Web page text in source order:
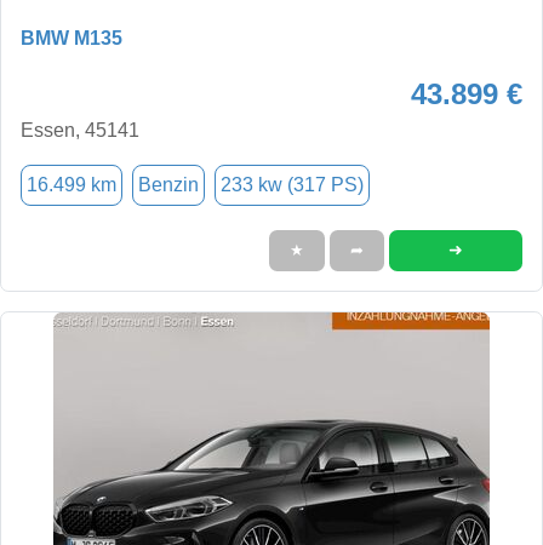
BMW M135
43.899 €
Essen, 45141
16.499 km Benzin 233 kw (317 PS)
★ ➦ ➜